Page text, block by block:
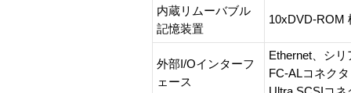
内蔵リムーバブル
記憶装置
10xDVD-ROM
外部I/Oインターフ
ェース
Ethernet、シ
FC-ALコネクタ